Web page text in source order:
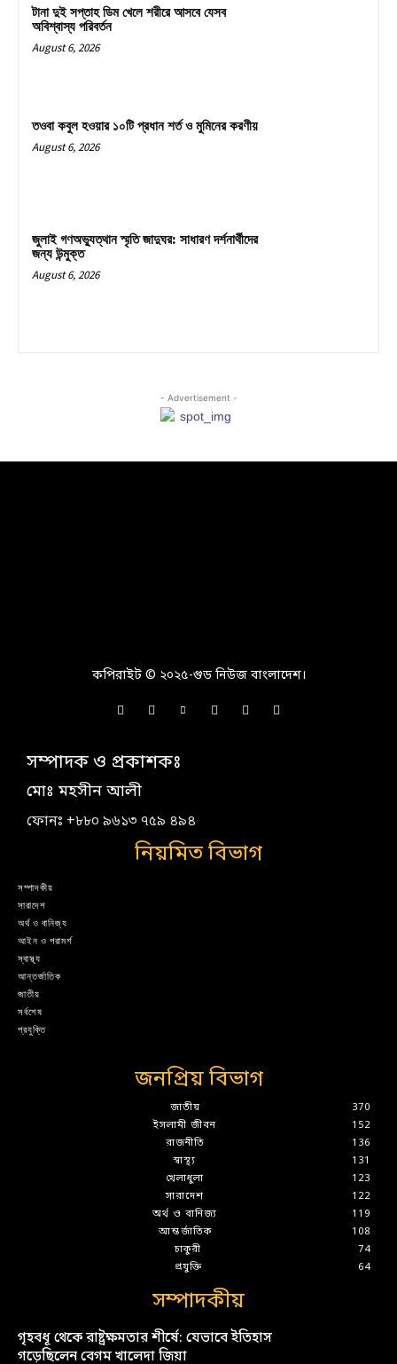
টানা দুই সপ্তাহ ডিম খেলে শরীরে আসবে যেসব
অবিশ্বাস্য পরিবর্তন
August 6, 2026
তওবা কবুল হওয়ার ১০টি প্রধান শর্ত ও মুমিনের করণীয়
August 6, 2026
জুলাই গণঅভ্যুত্থান স্মৃতি জাদুঘর: সাধারণ দর্শনার্থীদের
জন্য উন্মুক্ত
August 6, 2026
- Advertisement -
কপিরাইট © ২০২৫-গুড নিউজ বাংলাদেশ।
সম্পাদক ও প্রকাশকঃ
মোঃ মহসীন আলী
ফোনঃ +৮৮০ ৯৬১৩ ৭৫৯ ৪৯৪
নিয়মিত বিভাগ
সম্পাদকীয়
সারাদেশ
অর্থ ও বানিজ্য
আইন ও পরামর্শ
স্বাস্থ্য
আন্তর্জাতিক
জাতীয়
সর্বশেষ
প্রযুক্তি
জনপ্রিয় বিভাগ
জাতীয়
370
ইসলামী জীবন
152
রাজনীতি
136
স্বাস্থ্য
131
খেলাধুলা
123
সারাদেশ
122
অর্থ ও বানিজ্য
119
আন্তর্জাতিক
108
চাকুরী
74
প্রযুক্তি
64
সম্পাদকীয়
গৃহবধূ থেকে রাষ্ট্রক্ষমতার শীর্ষে: যেভাবে ইতিহাস
গড়েছিলেন বেগম খালেদা জিয়া